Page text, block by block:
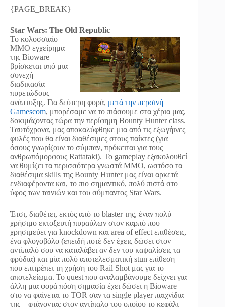
{PAGE_BREAK}
Star Wars: The Old Republic
Το κολοσσιαίο
MMO εγχείρημα
της Bioware
βρίσκεται υπό μια
συνεχή
διαδικασία
πυρετώδους
ανάπτυξης. Για δεύτερη φορά, μετά την περσινή
Gamescom, μπορέσαμε να το πιάσουμε στα χέρια μας,
δοκιμάζοντας τώρα την περίφημη Bounty Hunter class.
Ταυτόχρονα, μας αποκαλύφθηκε μια από τις εξωγήινες
φυλές που θα είναι διαθέσιμες στους παίκτες (για
όσους γνωρίζουν το σύμπαν, πρόκειται για τους
ανθρωπόμορφους Rattataki). Το gameplay εξακολουθεί
να θυμίζει τα περισσότερα γνωστά MMO, ωστόσο τα
διαθέσιμα skills της Bounty Hunter μας είναι αρκετά
ενδιαφέροντα και, το πιο σημαντικό, πολύ πιστά στο
ύφος των ταινιών και του σύμπαντος Star Wars.
Έτσι, διαθέτει, εκτός από το blaster της, έναν πολύ
χρήσιμο εκτοξευτή πυραύλων στον καρπό που
χρησιμεύει για knockdown και area of effect επιθέσεις,
ένα φλογοβόλο (επειδή ποτέ δεν έχεις δώσει στον
αντίπαλό σου να καταλάβει αν δεν του καψαλίσεις τα
φρύδια) και μία πολύ αποτελεσματική stun επίθεση
που επιτρέπει τη χρήση του Rail Shot μας για το
αποτελείωμα. Το quest που αναλαμβάνουμε δείχνει για
άλλη μια φορά πόση σημασία έχει δώσει η Bioware
στο να φαίνεται το TOR σαν τα single player παιχνίδια
της – φτάνοντας στον αντίπαλο του οποίου το κεφάλι